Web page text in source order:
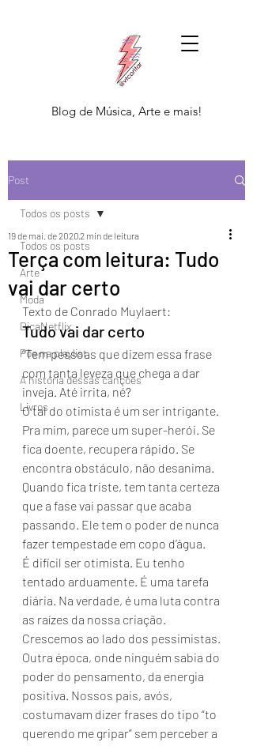
Blog de Música, Arte e mais!
Post
Todos os posts
Arte
Moda
DicaNetflix
Põe na playlist
A história dessas canções
Livros
Todos os posts
Terça com leitura: Tudo
vai dar certo
19 de mai. de 20202 min de leitura
Texto de Conrado Muylaert:
Tudo vai dar certo
“Tem pessoas que dizem essa frase
com tanta leveza que chega a dar
inveja. Até irrita, né?
O tal do otimista é um ser intrigante.
Pra mim, parece um super-herói. Se
fica doente, recupera rápido. Se
encontra obstáculo, não desanima.
Quando fica triste, tem tanta certeza
que a fase vai passar que acaba
passando. Ele tem o poder de nunca
fazer tempestade em copo d’água.
É difícil ser otimista. Eu tenho
tentado arduamente. É uma tarefa
diária. Na verdade, é uma luta contra
as raízes da nossa criação.
Crescemos ao lado dos pessimistas.
Outra época, onde ninguém sabia do
poder do pensamento, da energia
positiva. Nossos pais, avós,
costumavam dizer frases do tipo “to
querendo me gripar” sem perceber a